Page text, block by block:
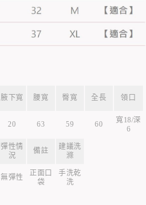
腋下寬 腰寬 臀寬 全長 領口
20 63 59 60
寬18/深
6
彈性情
況
備註
建議洗
滌
無彈性
正面口
袋
手洗乾
洗